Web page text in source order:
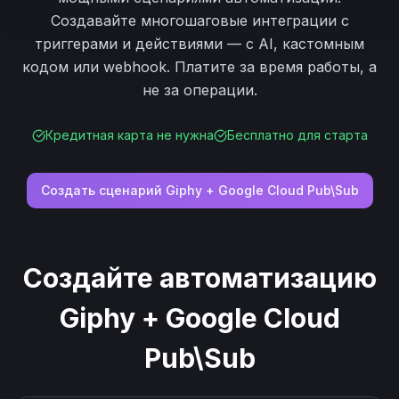
Создавайте многошаговые интеграции с
триггерами и действиями — с AI, кастомным
кодом или webhook. Платите за время работы, а
не за операции.
Кредитная карта не нужна Бесплатно для старта
Создать сценарий Giphy+ Google Cloud Pub\Sub
Создайте автоматизацию
Giphy+ Google Cloud
Pub\Sub